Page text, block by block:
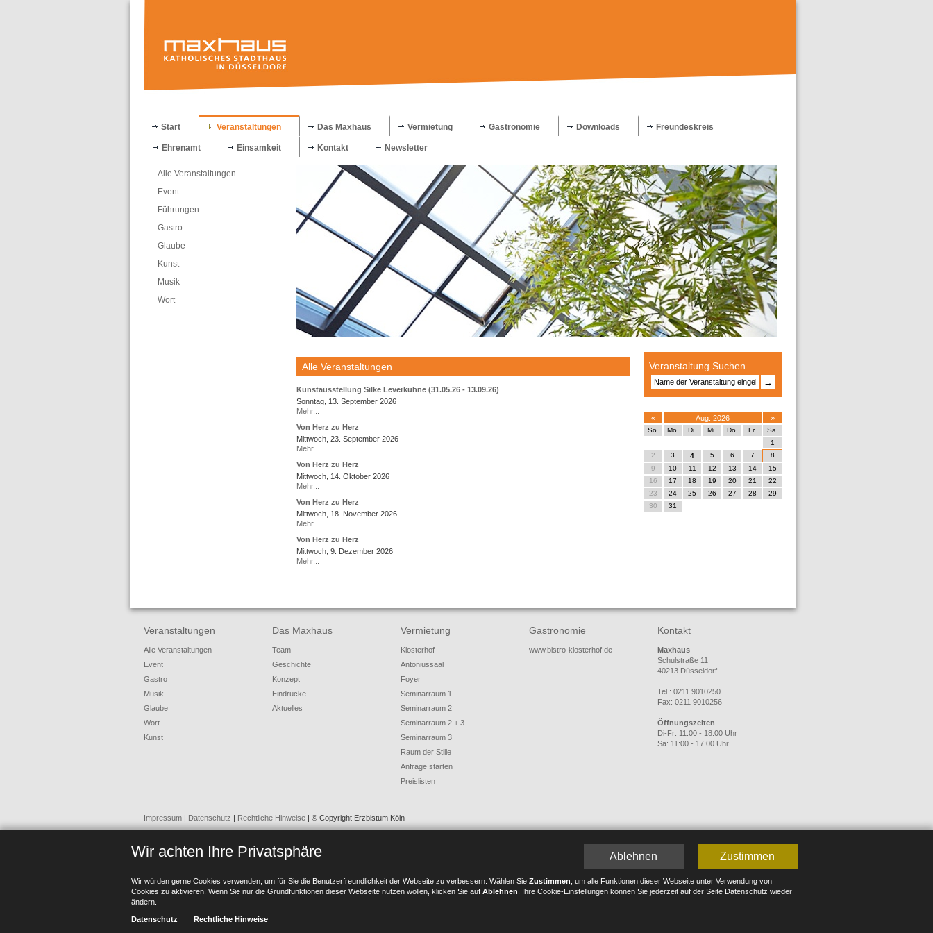
Start Veranstaltungen Das Maxhaus Vermietung Gastronomie Downloads Freundeskreis
Ehrenamt Einsamkeit Kontakt Newsletter
Alle Veranstaltungen
Event
Führungen
Gastro
Glaube
Kunst
Musik
Wort
Alle Veranstaltungen
Kunstausstellung Silke Leverkühne (31.05.26 - 13.09.26)
Sonntag, 13. September 2026
Mehr...
Von Herz zu Herz
Mittwoch, 23. September 2026
Mehr...
Von Herz zu Herz
Mittwoch, 14. Oktober 2026
Mehr...
Von Herz zu Herz
Mittwoch, 18. November 2026
Mehr...
Von Herz zu Herz
Mittwoch, 9. Dezember 2026
Mehr...
Veranstaltung Suchen
→
« Aug. 2026 »
So. Mo. Di. Mi. Do. Fr.
Sa.
1
2
3 4 5 6 7
8
9
10 11 12 13 14
15
16
17 18 19 20 21
22
23
24 25 26 27 28
29
30
31
Veranstaltungen
Alle Veranstaltungen
Event
Gastro
Musik
Glaube
Wort
Kunst
Das Maxhaus
Team
Geschichte
Konzept
Eindrücke
Aktuelles
Vermietung
Klosterhof
Antoniussaal
Foyer
Seminarraum 1
Seminarraum 2
Seminarraum 2 + 3
Seminarraum 3
Raum der Stille
Anfrage starten
Preislisten
Gastronomie
www.bistro-klosterhof.de
Kontakt
Maxhaus
Schulstraße 11
40213 Düsseldorf
Tel.: 0211 9010250
Fax: 0211 9010256
Öffnungszeiten
Di-Fr: 11:00 - 18:00 Uhr
Sa: 11:00 - 17:00 Uhr
Impressum | Datenschutz | Rechtliche Hinweise | © Copyright Erzbistum Köln
Wir achten Ihre Privatsphäre Ablehnen Zustimmen
Wir würden gerne Cookies verwenden, um für Sie die Benutzerfreundlichkeit der Webseite zu verbessern. Wählen Sie Zustimmen , um alle Funktionen dieser Webseite unter Verwendung von
Cookies zu aktivieren. Wenn Sie nur die Grundfunktionen dieser Webseite nutzen wollen, klicken Sie auf Ablehnen . Ihre Cookie-Einstellungen können Sie jederzeit auf der Seite Datenschutz wieder
ändern.
Datenschutz Rechtliche Hinweise